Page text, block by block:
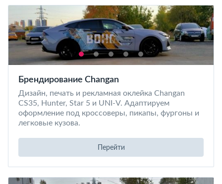
Брендирование Changan
Дизайн, печать и рекламная оклейка Changan
CS35, Hunter, Star 5 и UNI-V. Адаптируем
оформление под кроссоверы, пикапы, фургоны и
легковые кузова.
Перейти